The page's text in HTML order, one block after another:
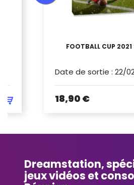
FOOTBALL CUP
Date de sortie : 22/
18,90 €
Dreamstation,
jeux vidéos et